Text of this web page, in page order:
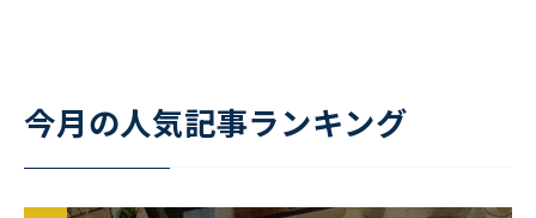
今月の人気記事ランキング